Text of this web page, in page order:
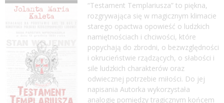
“Testament Templariusza” to piękna,
rozgrywająca się w magicznym klimacie
starego opactwa opowieść o ludzkich
namiętnościach i chciwości, które
popychają do zbrodni, o bezwzględności
i okrucieństwie rządzących, o słabości i
sile ludzkich charakterów oraz
odwiecznej potrzebie miłości. Do jej
napisania Autorka wykorzystała
analogię pomiędzy tragicznym końcem